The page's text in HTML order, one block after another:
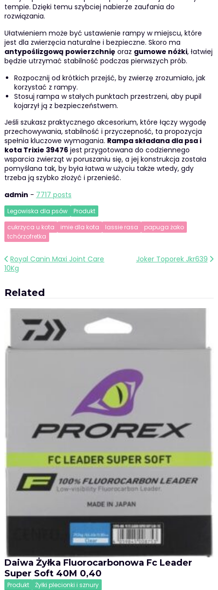
tempie. Dzięki temu szybciej nabierze zaufania do
rozwiązania.
Ułatwieniem może być ustawienie rampy w miejscu, które
jest dla zwierzęcia naturalne i bezpieczne. Skoro ma
antypoślizgową powierzchnięoraz gumowe nóżki, łatwiej
będzie utrzymać stabilność podczas pierwszych prób.
Rozpocznij od krótkich przejść, by zwierzę zrozumiało, jak
korzystać z rampy.
Stosuj rampa w stałych punktach przestrzeni, aby pupil
kojarzył ją z bezpieczeństwem.
Jeśli szukasz praktycznego akcesorium, które łączy wygodę
przechowywania, stabilność i przyczepność, ta propozycja
spełnia kluczowe wymagania. Rampa składana dla psa i
kota Trixie 39476jest przygotowana do codziennego
wsparcia zwierząt w poruszaniu się, a jej konstrukcja została
pomyślana tak, by była łatwa w użyciu także wtedy, gdy
trzeba ją szybko złożyć i przenieść.
admin - 7717 posts
Legowiska dla psów
Produkt
cukrzyca u kota
imie dla kota lassie rasa
papuga żako
tchórzofretka
Nawigacja
wpisu
Royal Canin Maxi Joint Care
10Kg
Joker Toporek Jkr639
Related
Daiwa Żyłka Fluorocarbonowa Fc Leader
Super Soft 40M 0,40
Produkt Żyłki plecionki i sznury